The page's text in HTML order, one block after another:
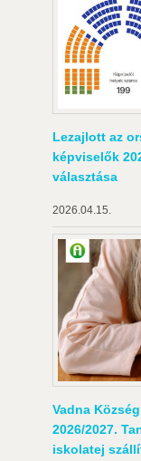
Lezajlott az
képviselők
választása
2026.04.15.
Vadna
2026/2027.
iskolatej